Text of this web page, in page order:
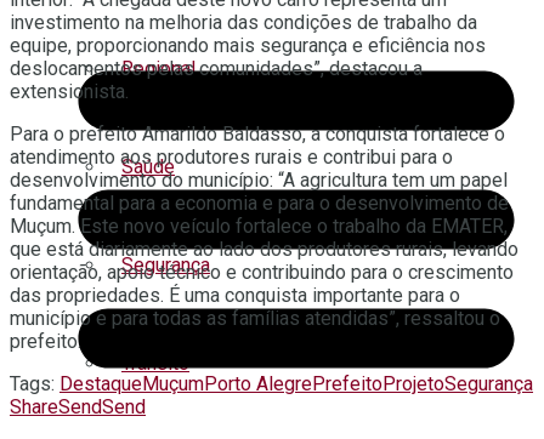
Regional
Saúde
Segurança
Trânsito
investimento na melhoria das condições de trabalho da
equipe, proporcionando mais segurança e eficiência nos
deslocamentos pelas comunidades”, destacou a
extensionista.
Para o prefeito Amarildo Baldasso, a conquista fortalece o
atendimento aos produtores rurais e contribui para o
desenvolvimento do município: “A agricultura tem um papel
fundamental para a economia e para o desenvolvimento de
Muçum. Este novo veículo fortalece o trabalho da EMATER,
que está diariamente ao lado dos produtores rurais, levando
orientação, apoio técnico e contribuindo para o crescimento
das propriedades. É uma conquista importante para o
município e para todas as famílias atendidas”, ressaltou o
prefeito.
Tags: DestaqueMuçumPorto AlegrePrefeitoProjetoSegurança
ShareSendSend